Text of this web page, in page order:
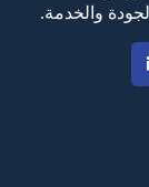
والخدمة.